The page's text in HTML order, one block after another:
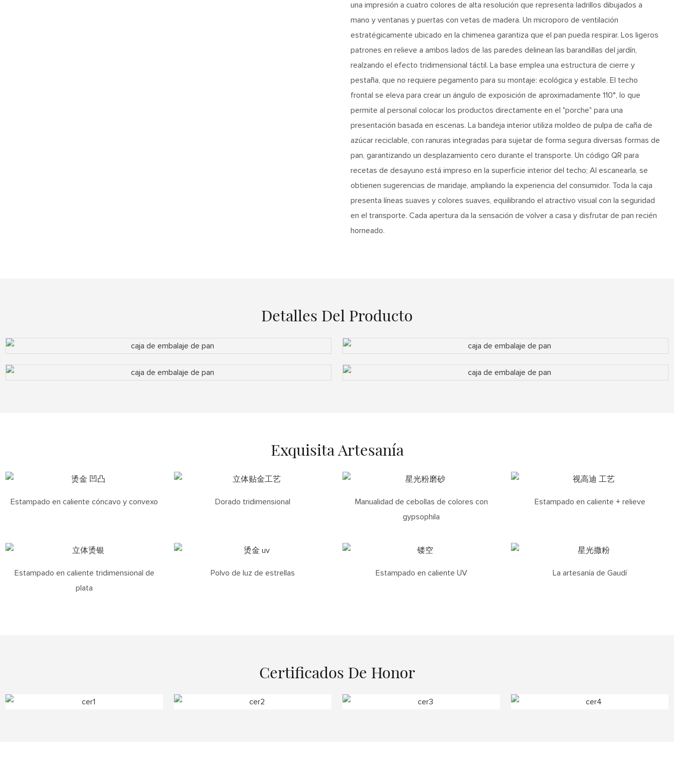
una impresión a cuatro colores de alta resolución que representa ladrillos dibujados a
mano y ventanas y puertas con vetas de madera. Un microporo de ventilación
estratégicamente ubicado en la chimenea garantiza que el pan pueda respirar. Los ligeros
patrones en relieve a ambos lados de las paredes delinean las barandillas del jardín,
realzando el efecto tridimensional táctil. La base emplea una estructura de cierre y
pestaña, que no requiere pegamento para su montaje: ecológica y estable. El techo
frontal se eleva para crear un ángulo de exposición de aproximadamente 110°, lo que
permite al personal colocar los productos directamente en el "porche" para una
presentación basada en escenas. La bandeja interior utiliza moldeo de pulpa de caña de
azúcar reciclable, con ranuras integradas para sujetar de forma segura diversas formas de
pan, garantizando un desplazamiento cero durante el transporte. Un código QR para
recetas de desayuno está impreso en la superficie interior del techo; Al escanearla, se
obtienen sugerencias de maridaje, ampliando la experiencia del consumidor. Toda la caja
presenta líneas suaves y colores suaves, equilibrando el atractivo visual con la seguridad
en el transporte. Cada apertura da la sensación de volver a casa y disfrutar de pan recién
horneado.
Detalles Del Producto
Exquisita Artesanía
Estampado en caliente cóncavo y convexo Dorado tridimensional
Manualidad de cebollas de colores con
gypsophila
Estampado en caliente + relieve
Estampado en caliente tridimensional de
plata
Polvo de luz de estrellas Estampado en caliente UV La artesanía de Gaudí
Certificados De Honor